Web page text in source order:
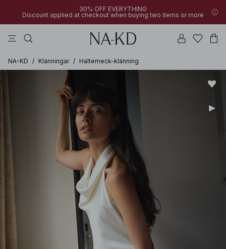
30% OFF EVERYTHING
Discount applied at checkout when buying two items or more
NA-KD / Klänningar / Halterneck-klänning